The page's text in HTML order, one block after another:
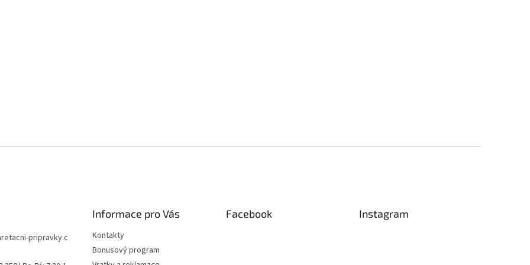
pripravky.c
Informace pro Vás
Kontakty
Bonusový program
Facebook Instagram